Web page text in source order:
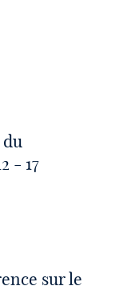
- 17
sur le